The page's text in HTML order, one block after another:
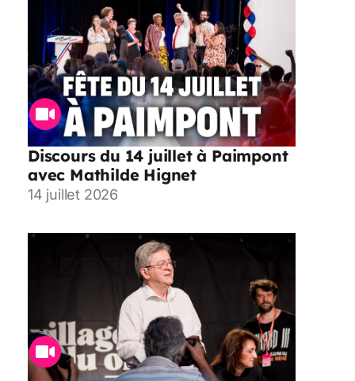
Discours du 14 juillet à Paimpont
avec Mathilde Hignet
14 juillet 2026